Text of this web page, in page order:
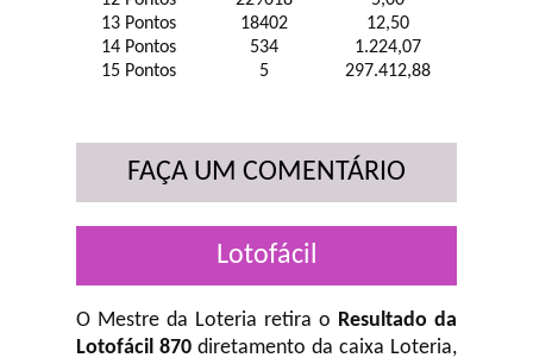
13 Pontos
18402
12,50
14 Pontos
534
1.224,07
15 Pontos
5 297.412,88
FAÇA UM COMENTÁRIO
Lotofácil
O Mestre da Loteria retira o Resultado da
Lotofácil 870 diretamento da caixa Loteria,